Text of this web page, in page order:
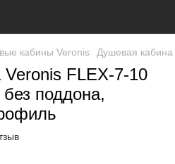
кабины Veronis Душевая
FLEX-7-10
поддона,